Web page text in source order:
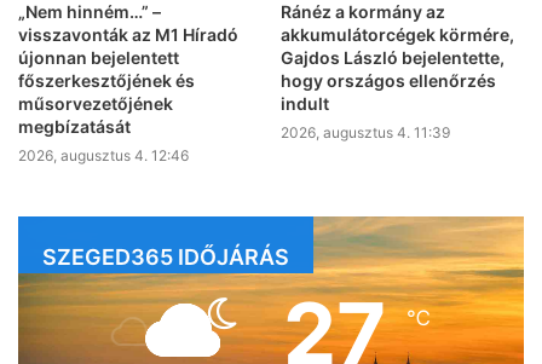
„Nem hinném…” –
visszavonták az M1 Híradó
újonnan bejelentett
főszerkesztőjének és
műsorvezetőjének
megbízatását
2026, augusztus 4. 12:46
Ránéz a kormány az
akkumulátorcégek körmére,
Gajdos László bejelentette,
hogy országos ellenőrzés
indult
2026, augusztus 4. 11:39
SZEGED365 IDŐJÁRÁS
27℃